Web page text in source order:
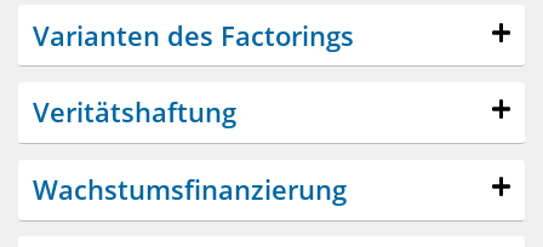
Varianten des Factorings
Veritätshaftung
Wachstumsfinanzierung